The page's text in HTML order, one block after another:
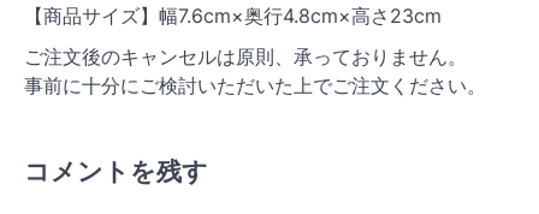
【商品サイズ】幅7.6cm×奥行4.8cm×高さ23cm
ご注文後のキャンセルは原則、承っておりません。
事前に十分にご検討いただいた上でご注文ください。
コメントを残す